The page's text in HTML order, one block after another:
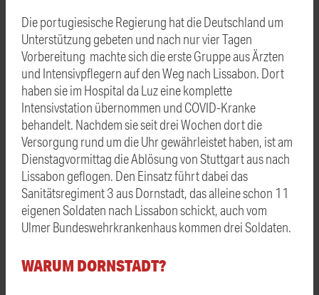
Die portugiesische Regierung hat die Deutschland um
Unterstützung gebeten und nach nur vier Tagen
Vorbereitung machte sich die erste Gruppe aus Ärzten
und Intensivpflegern auf den Weg nach Lissabon. Dort
haben sie im Hospital da Luz eine komplette
Intensivstation übernommen und COVID-Kranke
behandelt. Nachdem sie seit drei Wochen dort die
Versorgung rund um die Uhr gewährleistet haben, ist am
Dienstagvormittag die Ablösung von Stuttgart aus nach
Lissabon geflogen. Den Einsatz führt dabei das
Sanitätsregiment 3 aus Dornstadt, das alleine schon 11
eigenen Soldaten nach Lissabon schickt, auch vom
Ulmer Bundeswehrkrankenhaus kommen drei Soldaten.
WARUM DORNSTADT?